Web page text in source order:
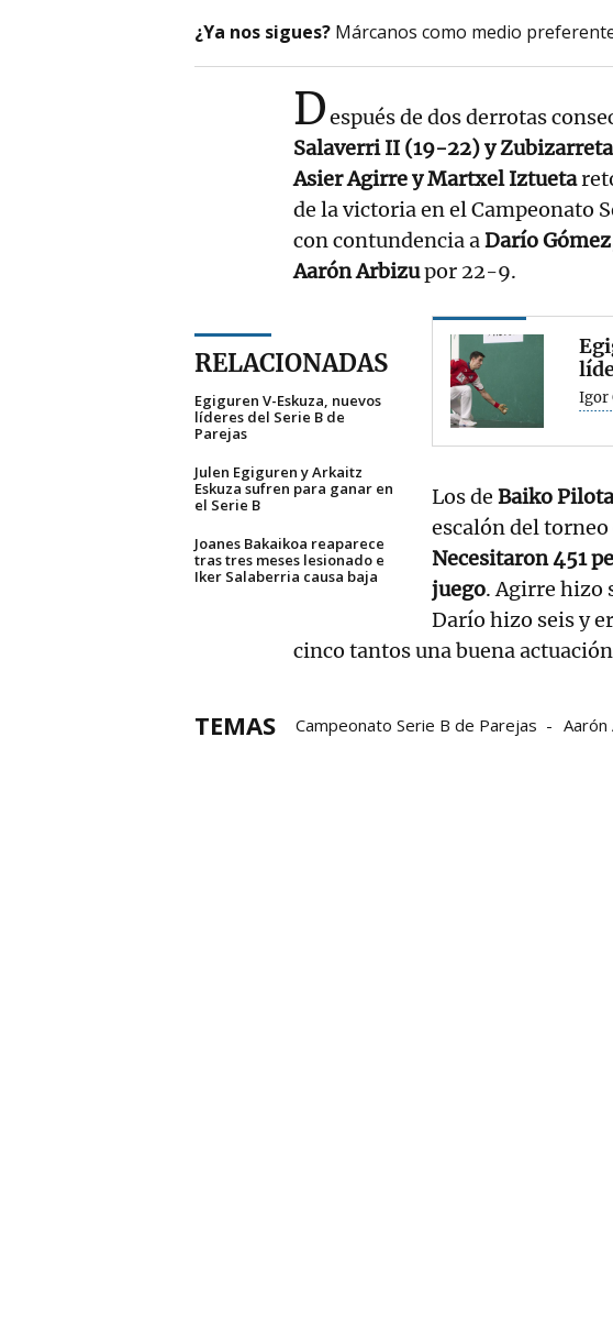
¿Ya nos sigues? Márcanos como medio
Después de dos derrotas
Salaverri II (19-22) y
Asier Agirre y Martxel Iztueta
de la victoria en el Campeonato
con contundencia aDarío Gómez
Aarón Arbizupor 22-9.
RELACIONADAS
Egiguren V-Eskuza, nuevos
líderes del Serie B de
Parejas
Julen Egiguren y Arkaitz
Eskuza sufren para ganar en
el Serie B
Joanes Bakaikoa reaparece
tras tres meses lesionado e
Iker Salaberria causa baja
Igor
Los deBaiko
escalón del
Necesitaron 451
juego. Agirre hizo
Darío hizo seis y
cinco tantos una buena
TEMAS Campeonato Serie B de Parejas Aarón